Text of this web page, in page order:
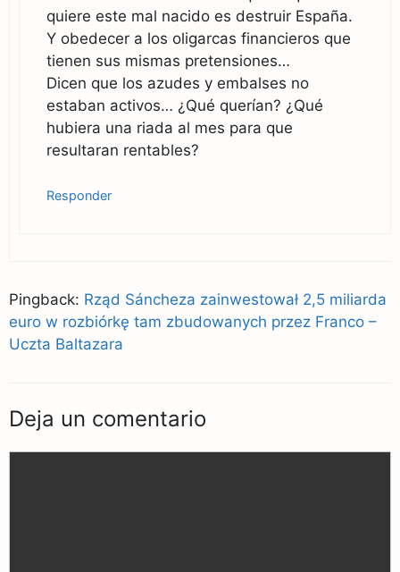
quiere este mal nacido es destruir España.
Y obedecer a los oligarcas financieros que
tienen sus mismas pretensiones…
Dicen que los azudes y embalses no
estaban activos… ¿Qué querían? ¿Qué
hubiera una riada al mes para que
resultaran rentables?
Responder
Pingback: Rząd Sáncheza zainwestował 2,5 miliarda
euro w rozbiórkę tam zbudowanych przez Franco –
Uczta Baltazara
Deja un comentario